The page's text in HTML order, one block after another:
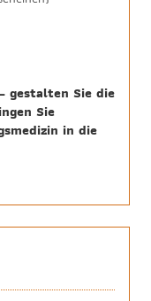
gestalten Sie die
Sie
in die